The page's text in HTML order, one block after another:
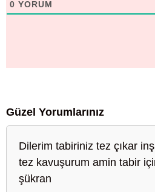
0 YORUM
Güzel Yorumlarınız
Dilerim tabiriniz tez çıkar
tez kavuşurum amin tabir
şükran